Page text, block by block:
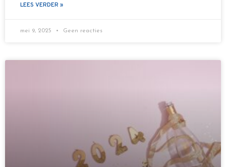
LEES VERDER »
mei 9, 2025 Geen reacties